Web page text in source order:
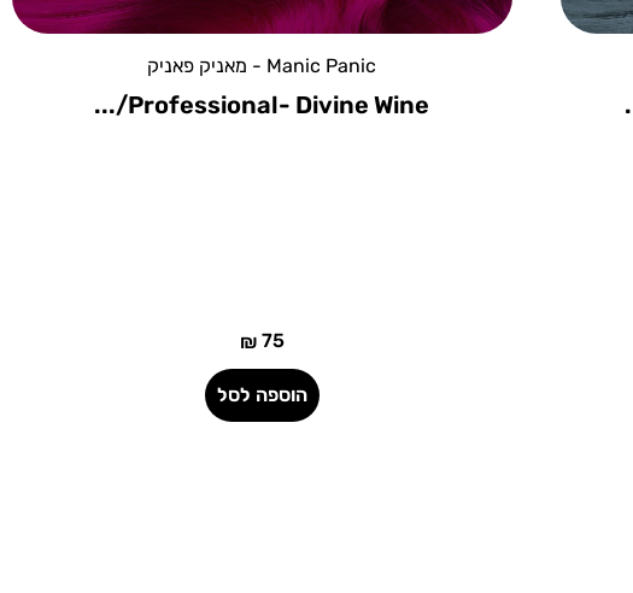
Manic Panic - מאניק פאניק
Professional- Solar Yellow/...
75
₪
הוספה לסל